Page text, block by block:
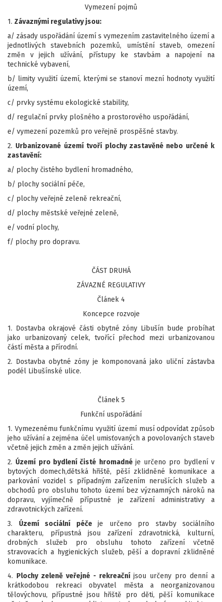
Vymezení pojmů
1. Závaznými regulativy jsou:
a/ zásady uspořádání území s vymezením zastavitelného území a
jednotlivých stavebních pozemků, umístění staveb, omezení
změn v jejich užívání, přístupy ke stavbám a napojení na
technické vybavení,
b/ limity využití území, kterými se stanoví mezní hodnoty využití
území,
c/ prvky systému ekologické stability,
d/ regulační prvky plošného a prostorového uspořádání,
e/ vymezení pozemků pro veřejně prospěšné stavby.
2. Urbanizované území tvoří plochy zastavěné nebo určené k
zastavění:
a/ plochy čistého bydlení hromadného,
b/ plochy sociální péče,
c/ plochy veřejné zeleně rekreační,
d/ plochy městské veřejné zeleně,
e/ vodní plochy,
f/ plochy pro dopravu.
ČÁST DRUHÁ
ZÁVAZNÉ REGULATIVY
Článek 4
Koncepce rozvoje
1. Dostavba okrajové části obytné zóny Libušín bude probíhat
jako urbanizovaný celek, tvořící přechod mezi urbanizovanou
částí města a přírodní.
2. Dostavba obytné zóny je komponovaná jako uliční zástavba
podél Libušínské ulice.
Článek 5
Funkční uspořádání
1. Vymezenému funkčnímu využití území musí odpovídat způsob
jeho užívání a zejména účel umisťovaných a povolovaných staveb
včetně jejich změn a změn jejich užívání.
2. Území pro bydlení čisté hromadné je určeno pro bydlení v
bytových domech,dětská hřiště, pěší zklidněné komunikace a
parkování vozidel s případným zařízením nerušících služeb a
obchodů pro obsluhu tohoto území bez významných nároků na
dopravu, vyjímečně přípustné je zařízení administrativy a
zdravotnických zařízení.
3. Území sociální péče je určeno pro stavby sociálního
charakteru, přípustná jsou zařízení zdravotnická, kulturní,
drobných služeb pro obsluhu tohoto zařízení včetně
stravovacích a hygienických služeb, pěší a dopravní zklidněné
komunikace.
4. Plochy zeleně veřejné - rekreační jsou určeny pro denní a
krátkodobou rekreaci obyvatel města a neorganizovanou
tělovýchovu, přípustné jsou hřiště pro děti, pěší komunikace